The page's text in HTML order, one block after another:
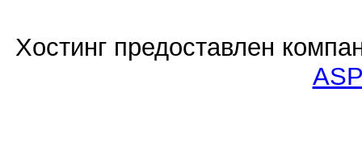
Хостинг предоставлен